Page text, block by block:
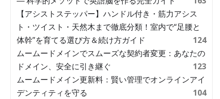
【アシストステッパー】ハンドル付き・筋力アシス
ト・ツイスト・天然木まで徹底分類！室内で“足腰と
体幹”を育てる選び方＆続け方ガイド
124
ムームードメインでスムーズな契約者変更：あなたの
ドメイン、安全に引き継ぐ
123
ムームードメイン更新料：賢い管理でオンラインアイ
デンティティを守る
104